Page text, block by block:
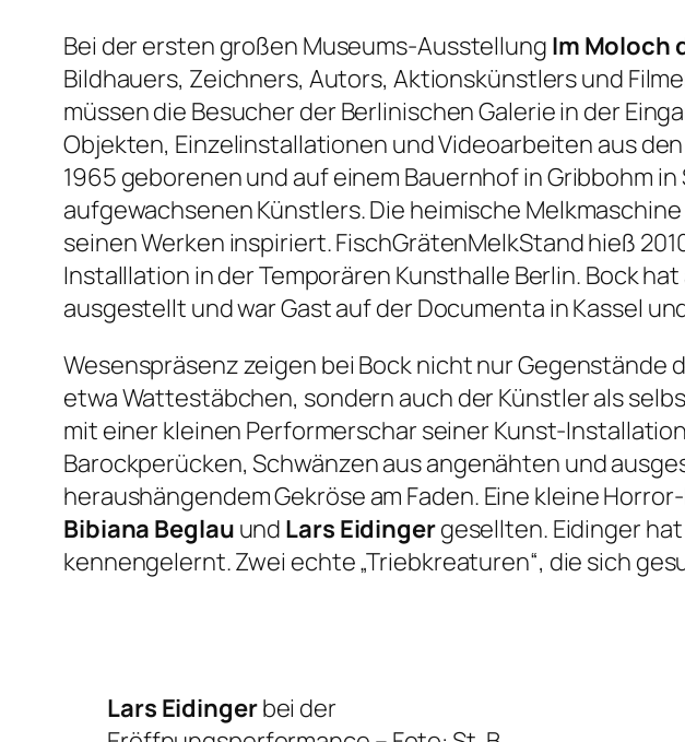
Bei der ersten großen Museums-Ausstellung Im Moloch
Bildhauers, Zeichners, Autors, Aktionskünstlers und
müssen die Besucher der Berlinischen Galerie in der
Objekten, Einzelinstallationen und Videoarbeiten aus
1965 geborenen und auf einem Bauernhof in Gribbohm
aufgewachsenen Künstlers. Die heimische
seinen Werken inspiriert.FischGrätenMelkStandhieß
Installlation in der Temporären Kunsthalle Berlin. Bock hat
ausgestellt und war Gast auf der Documenta in Kassel
Wesenspräsenz zeigen bei Bock nicht nur
etwa Wattestäbchen, sondern auch der Künstler als
mit einer kleinen Performerschar seiner Kunst-
Barockperücken, Schwänzen aus angenähten und
heraushängendem Gekröse am Faden. Eine kleine
Bibiana Beglau und Lars Eidingergesellten. Eidinger hat
kennengelernt. Zwei echte„Triebkreaturen“, die sich
Lars Eidingerbei der